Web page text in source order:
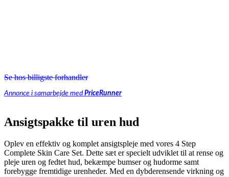
Se hos billigste forhandler
Annonce i samarbejde med PriceRunner
Ansigtspakke til uren hud
Oplev en effektiv og komplet ansigtspleje med vores 4 Step
Complete Skin Care Set. Dette sæt er specielt udviklet til at rense og
pleje uren og fedtet hud, bekæmpe bumser og hudorme samt
forebygge fremtidige urenheder. Med en dybderensende virkning og